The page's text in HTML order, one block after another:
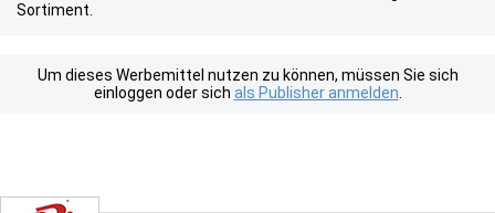
Sortiment.
Um dieses Werbemittel nutzen zu können, müssen Sie sich
einloggen oder sich als Publisher anmelden